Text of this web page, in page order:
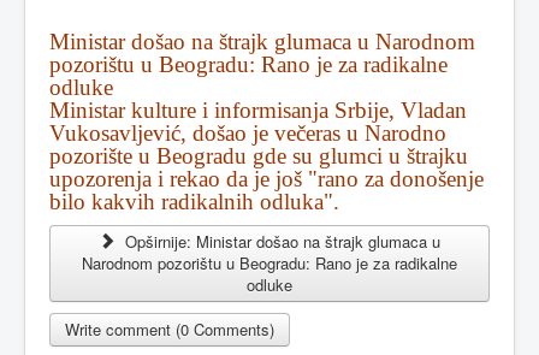
Ministar došao na štrajk glumaca u Narodnom
pozorištu u Beogradu: Rano je za radikalne
odluke
Ministar kulture i informisanja Srbije, Vladan
Vukosavljević, došao je večeras u Narodno
pozorište u Beogradu gde su glumci u štrajku
upozorenja i rekao da je još "rano za donošenje
bilo kakvih radikalnih odluka".
Opširnije: Ministar došao na štrajk glumaca u
Narodnom pozorištu u Beogradu: Rano je za radikalne
odluke
Write comment (0 Comments)